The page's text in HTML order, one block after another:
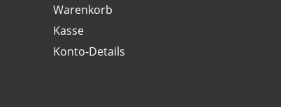
Warenkorb
Kasse
Konto-Details